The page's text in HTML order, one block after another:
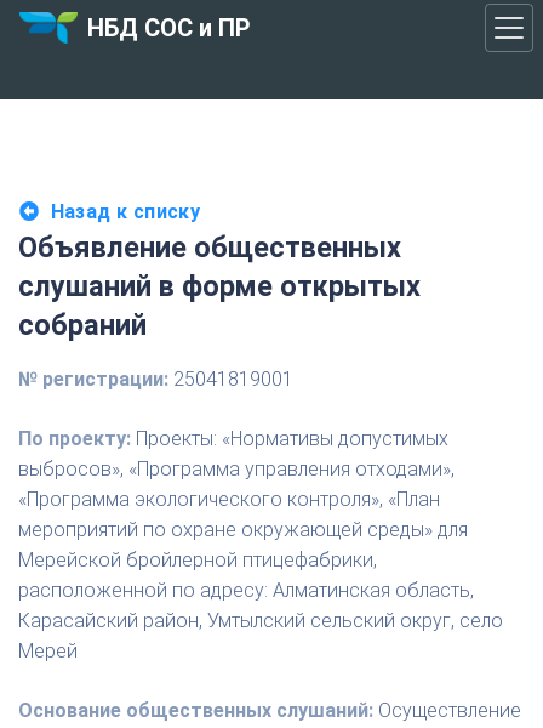
НБД СОС и ПР
Назад к списку
Объявление общественных
слушаний в форме открытых
собраний
№ регистрации: 25041819001
По проекту: Проекты: «Нормативы допустимых
выбросов», «Программа управления отходами»,
«Программа экологического контроля», «План
мероприятий по охране окружающей среды» для
Мерейской бройлерной птицефабрики,
расположенной по адресу: Алматинская область,
Карасайский район, Умтылский сельский округ, село
Мерей
Основание общественных слушаний: Осуществление